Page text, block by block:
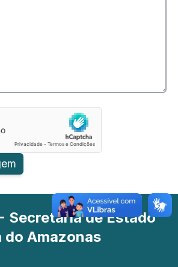
Secretaria de Estado
do Amazonas